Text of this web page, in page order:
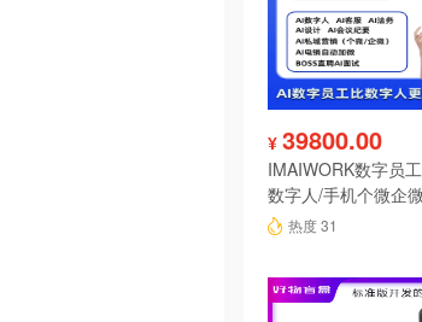
¥ 39800.00
IMAIWORK数字员
数字人/手机个微企
陪练/电销/客服/法
热度 31